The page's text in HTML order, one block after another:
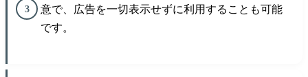
意で、広告を一切表示せずに利用することも可能
です。